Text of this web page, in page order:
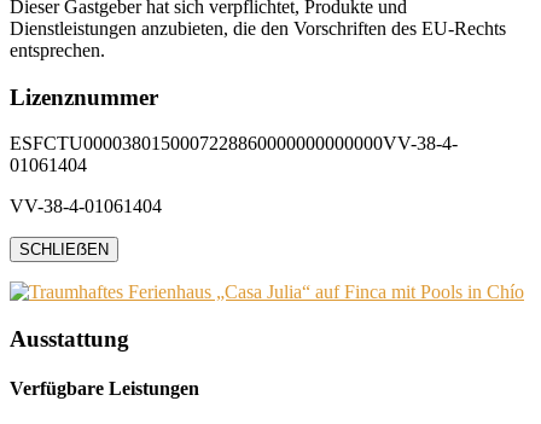
Dieser Gastgeber hat sich verpflichtet, Produkte und
Dienstleistungen anzubieten, die den Vorschriften des EU-Rechts
entsprechen.
Lizenznummer
ESFCTU0000380150007228860000000000000VV-38-4-
01061404
VV-38-4-01061404
SCHLIEẞEN
Ausstattung
Verfügbare Leistungen